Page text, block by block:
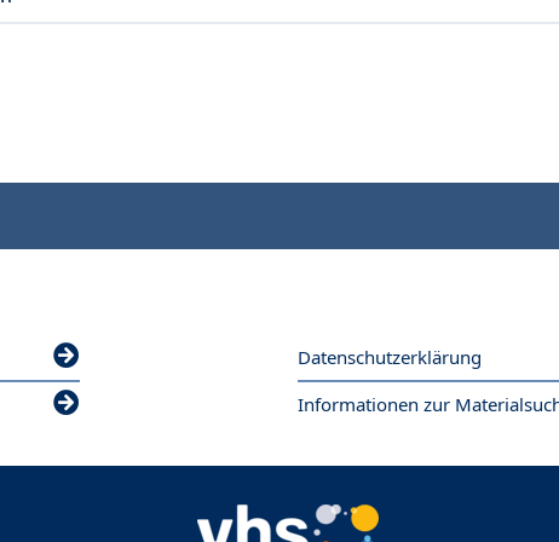
Datenschutzerklärung
Informationen zur